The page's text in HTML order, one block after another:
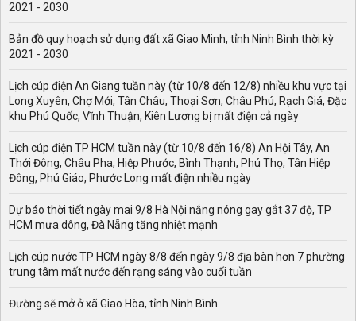
2021 - 2030
Bản đồ quy hoạch sử dụng đất xã Giao Minh, tỉnh Ninh Bình thời kỳ
2021 - 2030
Lịch cúp điện An Giang tuần này (từ 10/8 đến 12/8) nhiều khu vực tại
Long Xuyên, Chợ Mới, Tân Châu, Thoại Sơn, Châu Phú, Rạch Giá, Đặc
khu Phú Quốc, Vĩnh Thuận, Kiên Lương bị mất điện cả ngày
Lịch cúp điện TP HCM tuần này (từ 10/8 đến 16/8) An Hội Tây, An
Thới Đông, Châu Pha, Hiệp Phước, Bình Thạnh, Phú Thọ, Tân Hiệp
Đông, Phú Giáo, Phước Long mất điện nhiều ngày
Dự báo thời tiết ngày mai 9/8 Hà Nội nắng nóng gay gắt 37 độ, TP
HCM mưa dông, Đà Nẵng tăng nhiệt mạnh
Lịch cúp nước TP HCM ngày 8/8 đến ngày 9/8 địa bàn hơn 7 phường
trung tâm mất nước đến rạng sáng vào cuối tuần
Đường sẽ mở ở xã Giao Hòa, tỉnh Ninh Bình